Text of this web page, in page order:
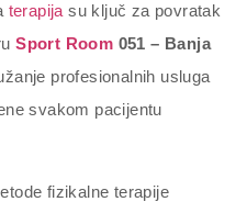
terapija su ključ za povratak
Sport Room 051 – Banja
profesionalnih usluga
svakom pacijentu
fizikalne terapije